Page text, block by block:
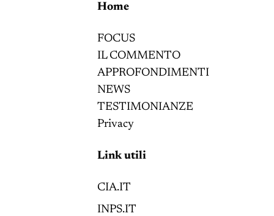
Home
FOCUS
IL COMMENTO
APPROFONDIMENTI
NEWS
TESTIMONIANZE
Privacy
Link utili
CIA.IT
INPS.IT